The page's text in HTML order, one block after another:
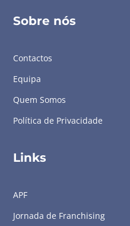
Sobre nós
Contactos
Equipa
Quem Somos
Política de Privacidade
Links
APF
Jornada de Franchising